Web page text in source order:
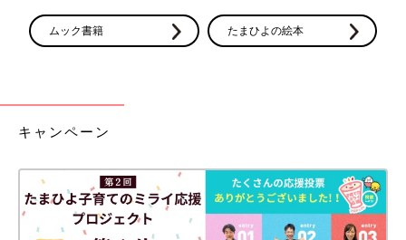
ムック書籍 たまひよの絵本
キャンペーン